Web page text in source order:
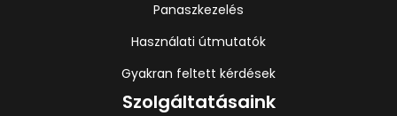
Panaszkezelés
Használati útmutatók
Gyakran feltett kérdések
Szolgáltatásaink